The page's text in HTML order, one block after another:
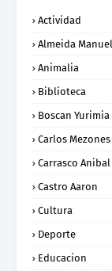
Actividad
Almeida Manuel
Animalia
Biblioteca
Boscan Yurimia
Carlos Mezones
Carrasco Anibal
Castro Aaron
Cultura
Deporte
Educacion